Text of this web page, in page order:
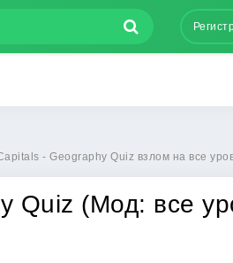
- Geography Quiz взлом на все уровни
Quiz (Мод: все